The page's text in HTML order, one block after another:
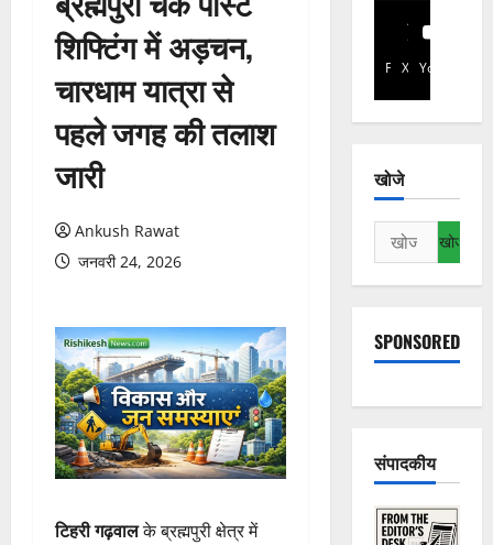
शिफ्टिंग में अड़चन,
चारधाम यात्रा से
पहले जगह की तलाश
जारी
Ankush Rawat
जनवरी 24, 2026
टिहरी गढ़वालके ब्रह्मपुरी क्षेत्र में
Facebook
X YouTube
खोजे
निम्न
को
खोजें:
SPONSORED
संपादकीय